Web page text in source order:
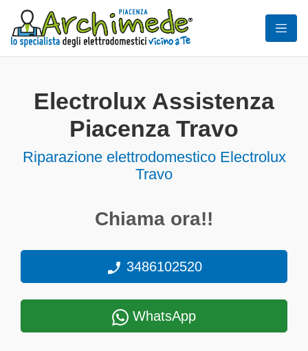
Electrolux Assistenza
Piacenza Travo
Riparazione elettrodomestico Electrolux
Travo
Chiama ora!!
3486102520
WhatsApp